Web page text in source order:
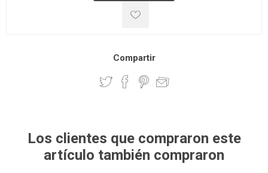
Compartir
Los clientes que compraron este
artículo también compraron